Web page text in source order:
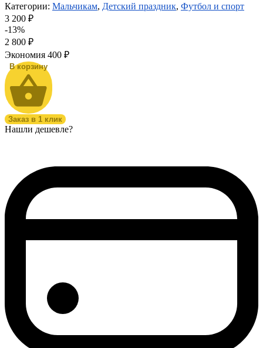
Категории: Мальчикам, Детский праздник, Футбол и спорт
3 200 ₽
-13%
2 800 ₽
Экономия 400 ₽
Заказ в 1 клик
Нашли дешевле?